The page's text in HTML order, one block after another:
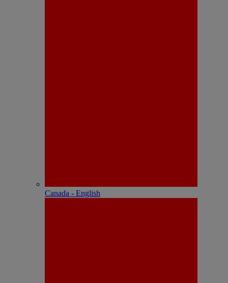
Canada - English